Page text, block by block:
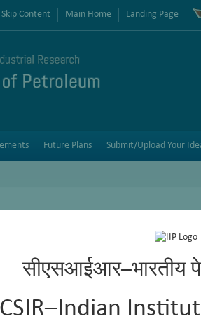
सीएसआईआर–भारतीय
CSIR–Indian
Skip Content Main Home Landing Page
Future Plans Submit/Upload Your